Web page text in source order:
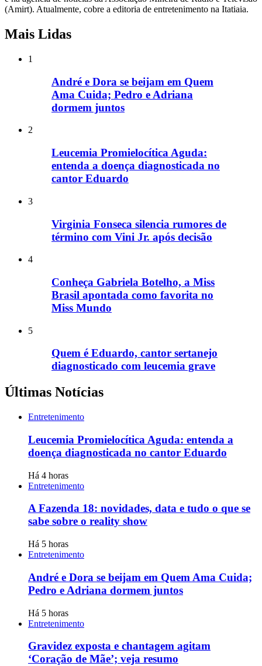
(Amirt). Atualmente, cobre a editoria de entretenimento na Itatiaia.
Mais Lidas
1
André e Dora se beijam em Quem
Ama Cuida; Pedro e Adriana
dormem juntos
2
Leucemia Promielocítica Aguda:
entenda a doença diagnosticada no
cantor Eduardo
3
Virginia Fonseca silencia rumores de
término com Vini Jr. após decisão
4
Conheça Gabriela Botelho, a Miss
Brasil apontada como favorita no
Miss Mundo
5
Quem é Eduardo, cantor sertanejo
diagnosticado com leucemia grave
Últimas Notícias
Entretenimento
Leucemia Promielocítica Aguda: entenda a
doença diagnosticada no cantor Eduardo
Há 4 horas
Entretenimento
A Fazenda 18: novidades, data e tudo o que se
sabe sobre o reality show
Há 5 horas
Entretenimento
André e Dora se beijam em Quem Ama Cuida;
Pedro e Adriana dormem juntos
Há 5 horas
Entretenimento
Gravidez exposta e chantagem agitam
‘Coração de Mãe’; veja resumo